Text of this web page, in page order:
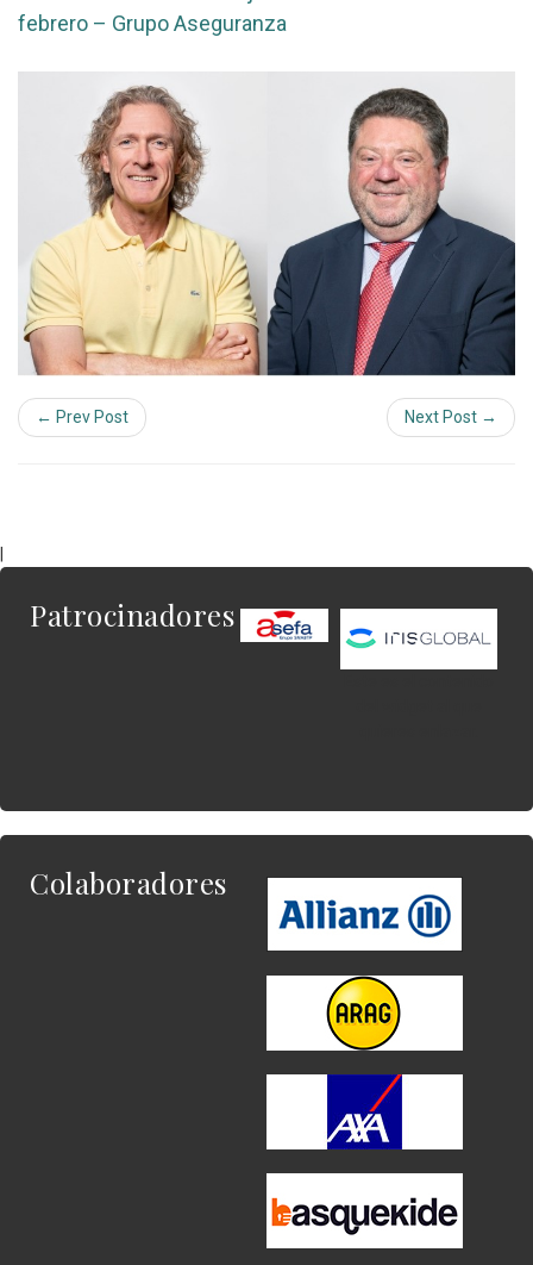
febrero – Grupo Aseguranza
← Prev Post Next Post →
Patrocinadores
Colaboradores